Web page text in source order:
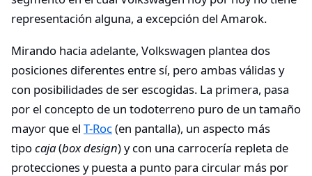
representación alguna, a excepción del Amarok.
Mirando hacia adelante, Volkswagen plantea dos
posiciones diferentes entre sí, pero ambas válidas y
con posibilidades de ser escogidas. La primera, pasa
por el concepto de un todoterreno puro de un tamaño
mayor que el T-Roc(en pantalla), un aspecto más
tipocaja(box design) y con una carrocería repleta de
protecciones y puesta a punto para circular más por